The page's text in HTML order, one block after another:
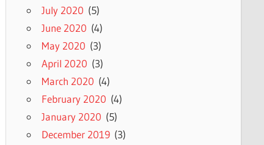
July 2020 (5)
June 2020 (4)
May 2020 (3)
April 2020 (3)
March 2020 (4)
February 2020 (4)
January 2020 (5)
December 2019(3)